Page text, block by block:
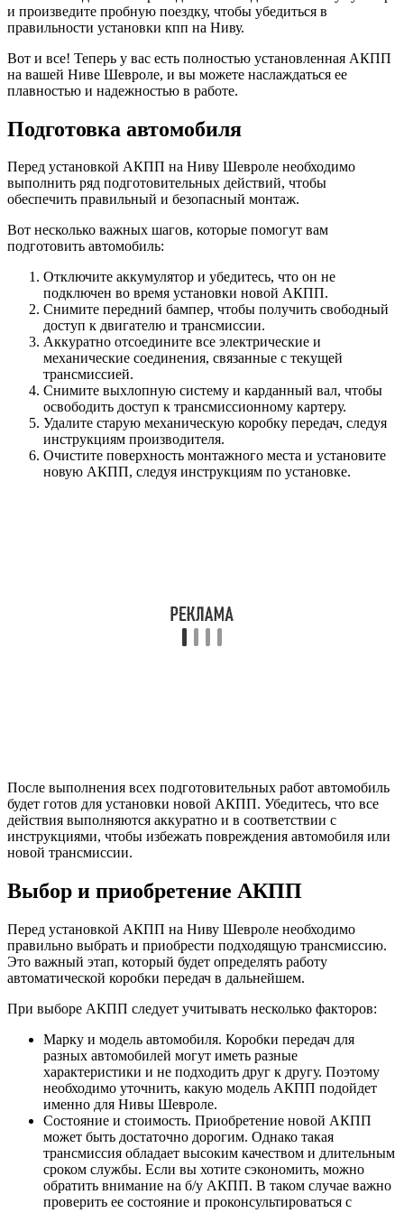
и произведите пробную поездку, чтобы убедиться в
правильности установки кпп на Ниву.
Вот и все! Теперь у вас есть полностью установленная АКПП
на вашей Ниве Шевроле, и вы можете наслаждаться ее
плавностью и надежностью в работе.
Подготовка автомобиля
Перед установкой АКПП на Ниву Шевроле необходимо
выполнить ряд подготовительных действий, чтобы
обеспечить правильный и безопасный монтаж.
Вот несколько важных шагов, которые помогут вам
подготовить автомобиль:
Отключите аккумулятор и убедитесь, что он не
подключен во время установки новой АКПП.
Снимите передний бампер, чтобы получить свободный
доступ к двигателю и трансмиссии.
Аккуратно отсоедините все электрические и
механические соединения, связанные с текущей
трансмиссией.
Снимите выхлопную систему и карданный вал, чтобы
освободить доступ к трансмиссионному картеру.
Удалите старую механическую коробку передач, следуя
инструкциям производителя.
Очистите поверхность монтажного места и установите
новую АКПП, следуя инструкциям по установке.
После выполнения всех подготовительных работ автомобиль
будет готов для установки новой АКПП. Убедитесь, что все
действия выполняются аккуратно и в соответствии с
инструкциями, чтобы избежать повреждения автомобиля или
новой трансмиссии.
Выбор и приобретение АКПП
Перед установкой АКПП на Ниву Шевроле необходимо
правильно выбрать и приобрести подходящую трансмиссию.
Это важный этап, который будет определять работу
автоматической коробки передач в дальнейшем.
При выборе АКПП следует учитывать несколько факторов:
Марку и модель автомобиля. Коробки передач для
разных автомобилей могут иметь разные
характеристики и не подходить друг к другу. Поэтому
необходимо уточнить, какую модель АКПП подойдет
именно для Нивы Шевроле.
Состояние и стоимость. Приобретение новой АКПП
может быть достаточно дорогим. Однако такая
трансмиссия обладает высоким качеством и длительным
сроком службы. Если вы хотите сэкономить, можно
обратить внимание на б/у АКПП. В таком случае важно
проверить ее состояние и проконсультироваться с